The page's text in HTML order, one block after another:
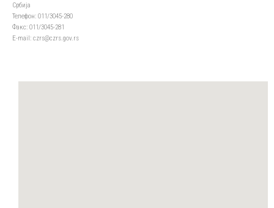
Србија
Телефон: 011/3045-280
Факс: 011/3045-281
Е-mail: czrs@czrs.gov.rs